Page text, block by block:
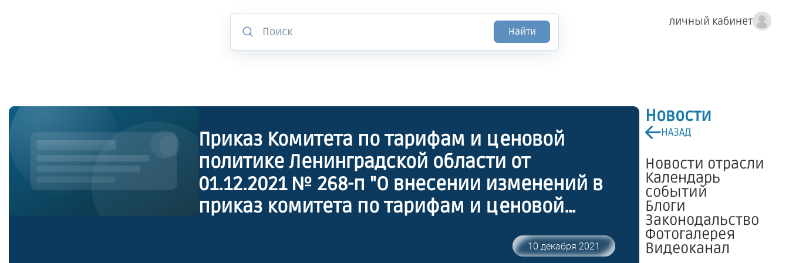
личный кабинет
Найти
Новости
НАЗАД
Новости отрасли
Календарь
событий
Блоги
Законодальство
Фотогалерея
Видеоканал
Приказ Комитета по тарифам и ценовой
политике Ленинградской области от
01.12.2021 № 268-п "О внесении изменений в
приказ комитета по тарифам и ценовой
ноября 2019 года № 372-п "Об установлении
10 декабря 2021